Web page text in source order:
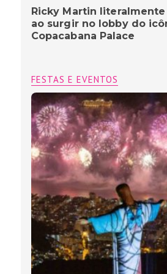
Ricky Martin
ao surgir no lobby do
Copacabana Palace
FESTAS E EVENTOS